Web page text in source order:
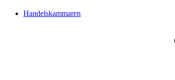
Handelskammaren